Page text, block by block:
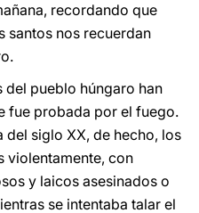
recordando que
santos nos recuerdan
del pueblo húngaro han
fue probada por el fuego.
del siglo XX, de hecho, los
violentamente, con
y laicos asesinados o
se intentaba talar el